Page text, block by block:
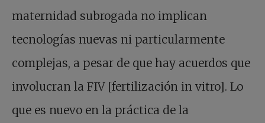
maternidad subrogada no implican
tecnologías nuevas ni particularmente
complejas, a pesar de que hay acuerdos que
involucran la FIV [fertilización in vitro]. Lo
que es nuevo en la práctica de la